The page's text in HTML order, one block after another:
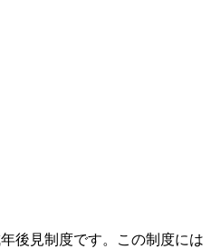
後見制度です。この制度には